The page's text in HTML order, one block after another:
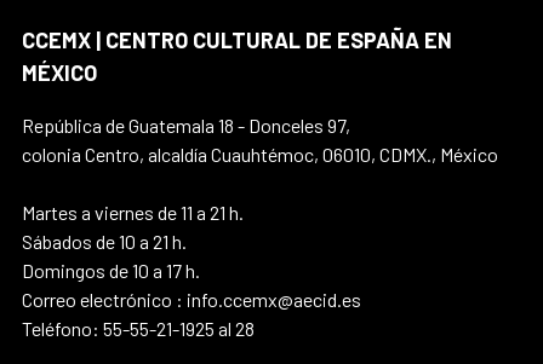
CCEMX | CENTRO CULTURAL DE ESPAÑA EN
MÉXICO
República de Guatemala 18 - Donceles 97,
colonia Centro, alcaldía Cuauhtémoc, 06010, CDMX., México
Martes a viernes de 11 a 21 h.
Sábados de 10 a 21 h.
Domingos de 10 a 17 h.
Correo electrónico : info.ccemx@aecid.es
Teléfono: 55-55-21-1925 al 28